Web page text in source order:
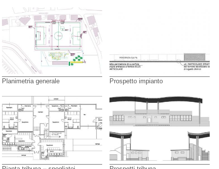
Planimetria generale Prospetto impianto